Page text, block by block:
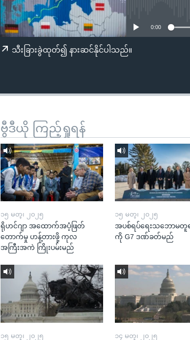
0:00
သီးခြားခွဲထုတ်၍ နားဆင်နိုင်ပါသည်။
ဗွီဒီယို ကြည့်ရှုရန်
၁၅ မတ္၊ ၂၀၂၅
ရိုဟင်ဂျာ အထောက်အပံ့ဖြတ်
တောက်မှု ဟန့်တားဖို့ ကုလ
အကြီးအကဲ ကြိုးပမ်းမည်
၁၅ မတ္၊ ၂၀၂၅
အပစ်ရပ်ရေးသဘောမတူရ
ကို G7 ဒဏ်ခတ်မည်
၁၅ မတ္၊ ၂၀၂၅ ၁၄ မတ္၊ ၂၀၂၅